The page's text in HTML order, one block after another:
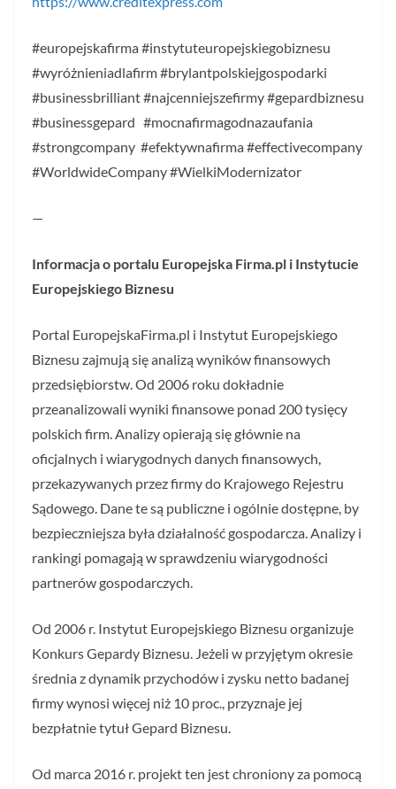
#europejskafirma #instytuteuropejskiegobiznesu
#wyróżnieniadlafirm #brylantpolskiejgospodarki
#businessbrilliant #najcenniejszefirmy #gepardbiznesu
#businessgepard #mocnafirmagodnazaufania
#strongcompany #efektywnafirma #effectivecompany
#WorldwideCompany #WielkiModernizator
—
Informacja o portalu Europejska Firma.pl i Instytucie
Europejskiego Biznesu
Portal EuropejskaFirma.pl i Instytut Europejskiego
Biznesu zajmują się analizą wyników finansowych
przedsiębiorstw. Od 2006 roku dokładnie
przeanalizowali wyniki finansowe ponad 200 tysięcy
polskich firm. Analizy opierają się głównie na
oficjalnych i wiarygodnych danych finansowych,
przekazywanych przez firmy do Krajowego Rejestru
Sądowego. Dane te są publiczne i ogólnie dostępne, by
bezpieczniejsza była działalność gospodarcza. Analizy i
rankingi pomagają w sprawdzeniu wiarygodności
partnerów gospodarczych.
Od 2006 r. Instytut Europejskiego Biznesu organizuje
Konkurs Gepardy Biznesu. Jeżeli w przyjętym okresie
średnia z dynamik przychodów i zysku netto badanej
firmy wynosi więcej niż 10 proc., przyznaje jej
bezpłatnie tytuł Gepard Biznesu.
Od marca 2016 r. projekt ten jest chroniony za pomocą